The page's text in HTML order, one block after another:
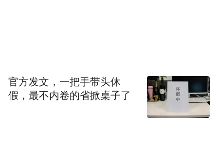
官方发文，一把手带头休
假，最不内卷的省掀桌子了